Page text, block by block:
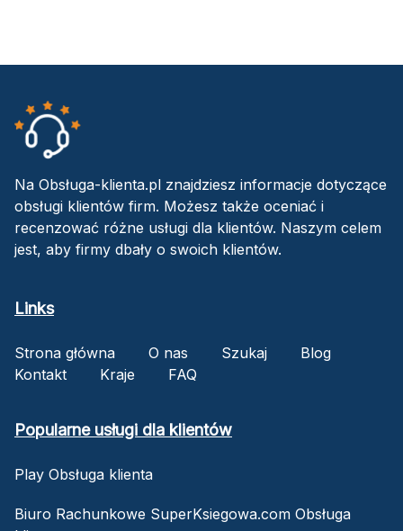
Na Obsługa-klienta.pl znajdziesz informacje dotyczące
obsługi klientów firm. Możesz także oceniać i
recenzować różne usługi dla klientów. Naszym celem
jest, aby firmy dbały o swoich klientów.
Links
Strona główna O nas Szukaj
Blog
Kontakt
Kraje FAQ
Popularne usługi dla klientów
Play Obsługa klienta
Biuro Rachunkowe SuperKsiegowa.com Obsługa